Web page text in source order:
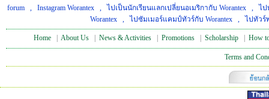
forum , Instagram Worantex , ไปเป็นนักเรียนแลกเปลี่ยนอเมริกากับ Worantex , ไป
Worantex, ไปซัมเมอร์แคมป์ทัวร์กับ Worantex, ไปทัวร์
Home About Us News & Activities Promotions Scholarship How
Terms and